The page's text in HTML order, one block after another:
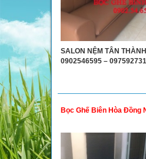
SALON NỆM TÂN
0902546595 –
Bọc Ghế Biên Hòa Đồng